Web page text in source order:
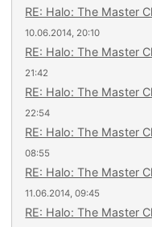
RE: Halo: The Master
10.06.2014, 20:10
RE: Halo: The Master
21:42
RE: Halo: The Master
22:54
RE: Halo: The Master
08:55
RE: Halo: The Master
11.06.2014, 09:45
RE: Halo: The Master